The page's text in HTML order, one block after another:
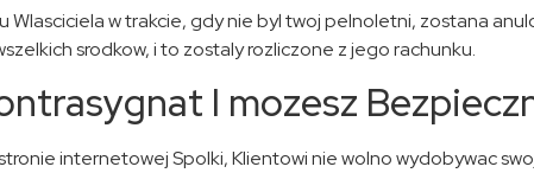
w trakcie, gdy nie byl twoj pelnoletni, zostana
srodkow, i to zostaly rozliczone z jego rachunku.
I mozesz
internetowej Spolki, Klientowi nie wolno wydobywac